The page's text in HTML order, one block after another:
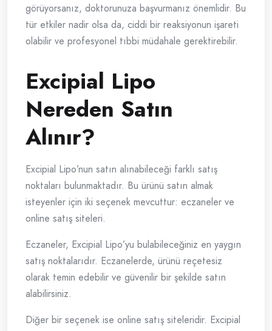
görüyorsanız, doktorunuza başvurmanız önemlidir. Bu
tür etkiler nadir olsa da, ciddi bir reaksiyonun işareti
olabilir ve profesyonel tıbbi müdahale gerektirebilir.
Excipial Lipo
Nereden Satın
Alınır?
Excipial Lipo’nun satın alınabileceği farklı satış
noktaları bulunmaktadır. Bu ürünü satın almak
isteyenler için iki seçenek mevcuttur: eczaneler ve
online satış siteleri.
Eczaneler, Excipial Lipo’yu bulabileceğiniz en yaygın
satış noktalarıdır. Eczanelerde, ürünü reçetesiz
olarak temin edebilir ve güvenilir bir şekilde satın
alabilirsiniz.
Diğer bir seçenek ise online satış siteleridir. Excipial